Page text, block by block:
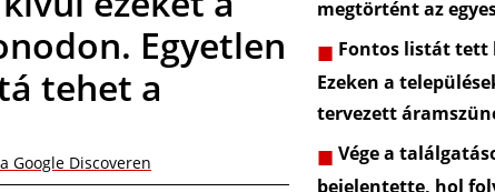
Egyetlen
tehet a
Google Discoveren
megtörtént az
Fontos listát tett
Ezeken a
tervezett
Vége a
bejelentette, hol